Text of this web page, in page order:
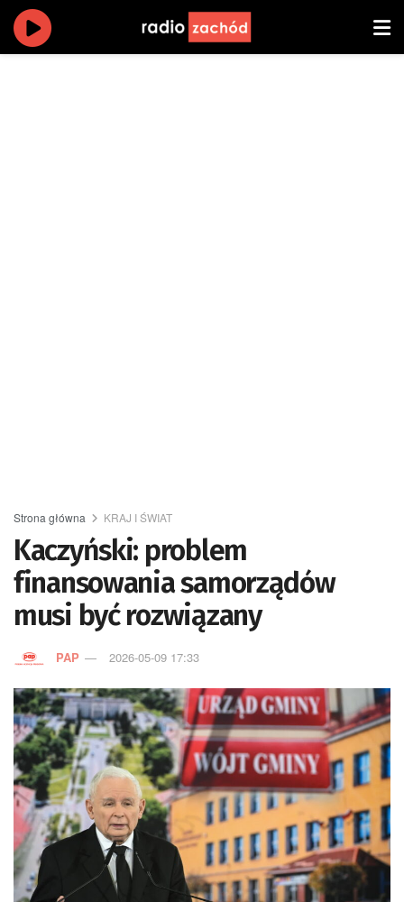
Strona główna KRAJ I ŚWIAT
Kaczyński: problem
finansowania samorządów
musi być rozwiązany
PAP 2026-05-09 17:33